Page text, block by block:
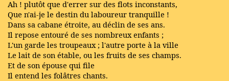
Ah ! plutôt que d'errer sur des flots inconstants,
Que n'ai-je le destin du laboureur tranquille !
Dans sa cabane étroite, au déclin de ses ans.
Il repose entouré de ses nombreux enfants ;
L'un garde les troupeaux ; l'autre porte à la ville
Le lait de son étable, ou les fruits de ses champs.
Et de son épouse qui file
Il entend les folâtres chants.